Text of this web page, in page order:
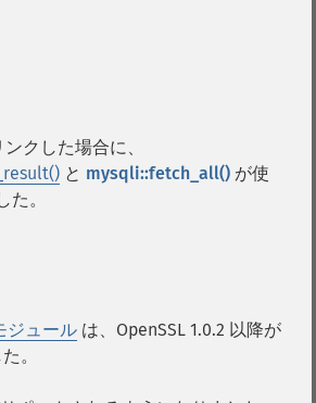
クした場合に、
と mysqli::fetch_all() が使
た。
ジュール は、OpenSSL 1.0.2 以降が
。